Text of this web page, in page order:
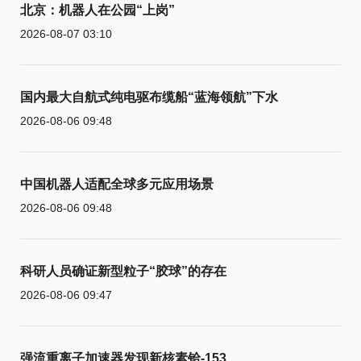
北京：机器人在公园“上岗”
2026-08-07 03:10
国内最大自航式纯电驱布缆船“蓝海领航”下水
2026-08-06 09:48
中国机器人适配全球多元应用场景
2026-08-06 09:48
科研人员确证新型粒子“胶球”的存在
2026-08-06 09:47
强流重离子加速器发现新核素铪-153